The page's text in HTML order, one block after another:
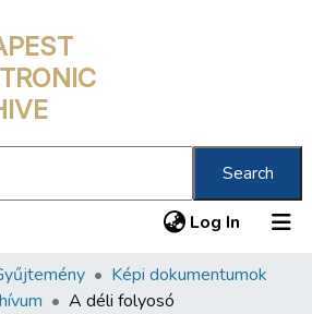
Search
Log In (current)
Képi dokumentumok
A déli folyosó